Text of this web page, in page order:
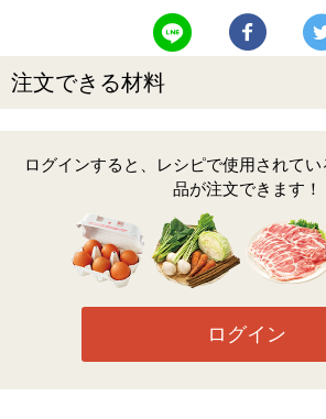
LINEで送る
注文できる材料
ログインすると、レシピで使用されて
品が注文できます！
ログイン